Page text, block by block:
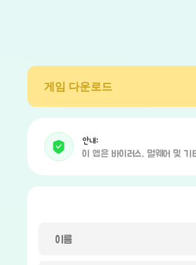
게임 다운로드
안내:
이 앱은 바이러스, 멀웨어 및 기